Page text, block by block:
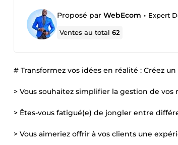
Proposé par WebEcom • Expert
Ventes au total62
# Transformez vos idées en réalité : Créez
> Vous souhaitez simplifier la gestion de
> Êtes-vous fatigué(e) de jongler entre
> Vous aimeriez offrir à vos clients une